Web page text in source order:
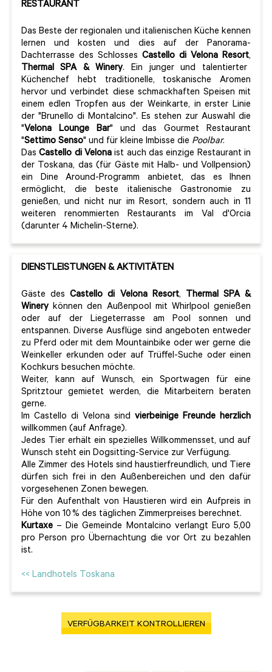
RESTAURANT
Das Beste der regionalen und italienischen Küche kennen
lernen und kosten und dies auf der Panorama-
Dachterrasse des Schlosses Castello di Velona Resort,
Thermal SPA& Winery. Ein junger und talentierter
Küchenchef hebt traditionelle, toskanische Aromen
hervor und verbindet diese schmackhaften Speisen mit
einem edlen Tropfen aus der Weinkarte, in erster Linie
der "Brunello di Montalcino". Es stehen zur Auswahl die
"Velona Lounge Bar" und das Gourmet Restaurant
"Settimo Senso" und für kleine Imbisse die Poolbar.
DasCastello di Velona ist auch das einzige Restaurant in
der Toskana, das (für Gäste mit Halb- und Vollpension)
ein Dine Around-Programm anbietet, das es Ihnen
ermöglicht, die beste italienische Gastronomie zu
genießen, und nicht nur im Resort, sondern auch in 11
weiteren renommierten Restaurants im Val d'Orcia
(darunter 4 Michelin-Sterne).
DIENSTLEISTUNGEN & AKTIVITÄTEN
Gäste desCastello di Velona Resort, Thermal SPA&
Winerykönnen den Außenpool mit Whirlpool genießen
oder auf der Liegeterrasse am Pool sonnen und
entspannen. Diverse Ausflüge sind angeboten entweder
zu Pferd oder mit dem Mountainbike oder wer gerne die
Weinkeller erkunden oder auf Trüffel-Suche oder einen
Kochkurs besuchen möchte.
Weiter, kann auf Wunsch, ein Sportwagen für eine
Spritztour gemietet werden, die Mitarbeitern beraten
gerne.
Im Castello di Velona sind vierbeinige Freunde herzlich
willkommen (auf Anfrage).
Jedes Tier erhält ein spezielles Willkommensset, und auf
Wunsch steht ein Dogsitting-Service zur Verfügung.
Alle Zimmer des Hotels sind haustierfreundlich, und Tiere
dürfen sich frei in den Außenbereichen und den dafür
vorgesehenen Zonen bewegen.
Für den Aufenthalt von Haustieren wird ein Aufpreis in
Höhe von 10 % des täglichen Zimmerpreises berechnet.
Kurtaxe – Die Gemeinde Montalcino verlangt Euro 5,00
pro Person pro Übernachtung die vor Ort zu bezahlen
ist.
<< Landhotels Toskana
VERFÜGBARKEIT KONTROLLIEREN